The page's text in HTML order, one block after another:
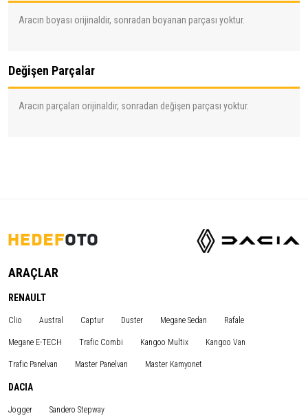
Aracın boyası orijinaldir, sonradan boyanan parçası yoktur.
Değişen Parçalar
Aracın parçaları orijinaldir, sonradan değişen parçası yoktur.
ARAÇLAR
RENAULT
Clio Austral Captur Duster Megane Sedan Rafale
Megane E-TECH Trafic Combi Kangoo Multix Kangoo Van
Trafic Panelvan Master Panelvan Master Kamyonet
DACIA
Jogger Sandero Stepway